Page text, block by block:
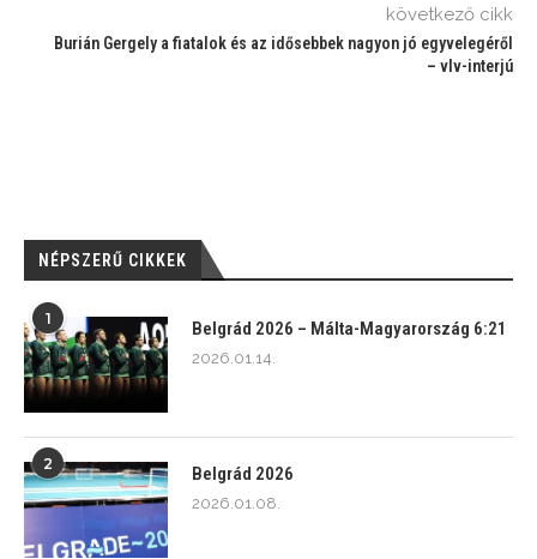
következő cikk
Burián Gergely a fiatalok és az idősebbek nagyon jó egyvelegéről
– vlv-interjú
NÉPSZERŰ CIKKEK
1
Belgrád 2026 – Málta-Magyarország 6:21
2026.01.14.
2
Belgrád 2026
2026.01.08.